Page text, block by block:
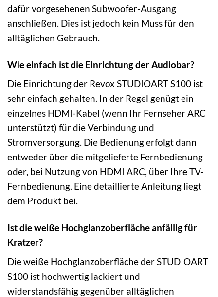
dafür vorgesehenen Subwoofer-Ausgang
anschließen. Dies ist jedoch kein Muss für den
alltäglichen Gebrauch.
Wie einfach ist die Einrichtung der Audiobar?
Die Einrichtung der Revox STUDIOART S100 ist
sehr einfach gehalten. In der Regel genügt ein
einzelnes HDMI-Kabel (wenn Ihr Fernseher ARC
unterstützt) für die Verbindung und
Stromversorgung. Die Bedienung erfolgt dann
entweder über die mitgelieferte Fernbedienung
oder, bei Nutzung von HDMI ARC, über Ihre TV-
Fernbedienung. Eine detaillierte Anleitung liegt
dem Produkt bei.
Ist die weiße Hochglanzoberfläche anfällig für
Kratzer?
Die weiße Hochglanzoberfläche der STUDIOART
S100 ist hochwertig lackiert und
widerstandsfähig gegenüber alltäglichen